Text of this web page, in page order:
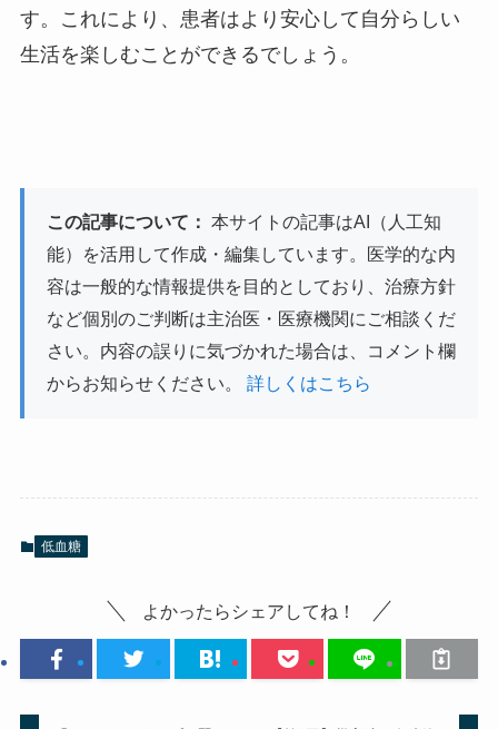
す。これにより、患者はより安心して自分らしい
生活を楽しむことができるでしょう。
この記事について： 本サイトの記事はAI（人工知
能）を活用して作成・編集しています。医学的な内
容は一般的な情報提供を目的としており、治療方針
など個別のご判断は主治医・医療機関にご相談くだ
さい。内容の誤りに気づかれた場合は、コメント欄
からお知らせください。 詳しくはこちら
低血糖
よかったらシェアしてね！